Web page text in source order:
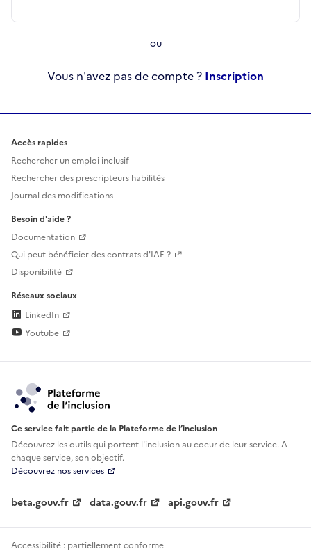
Vous n'avez pas de compte ? Inscription
Accès rapides
Rechercher un emploi inclusif
Rechercher des prescripteurs habilités
Journal des modifications
Besoin d'aide ?
Documentation
Qui peut bénéficier des contrats d'IAE ?
Disponibilité
Réseaux sociaux
LinkedIn
Youtube
Ce service fait partie de la Plateforme de l’inclusion
Découvrez les outils qui portent l'inclusion aucoeur de leur service. A
chaque service, son objectif.
Découvrez nos services
beta.gouv.fr data.gouv.fr api.gouv.fr
Accessibilité : partiellement conforme